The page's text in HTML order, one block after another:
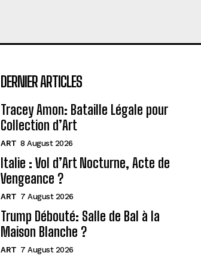
DERNIER ARTICLES
Tracey Amon: Bataille Légale pour
Collection d’Art
ART 8 August 2026
Italie : Vol d’Art Nocturne, Acte de
Vengeance ?
ART 7 August 2026
Trump Débouté: Salle de Bal à la
Maison Blanche ?
ART 7 August 2026